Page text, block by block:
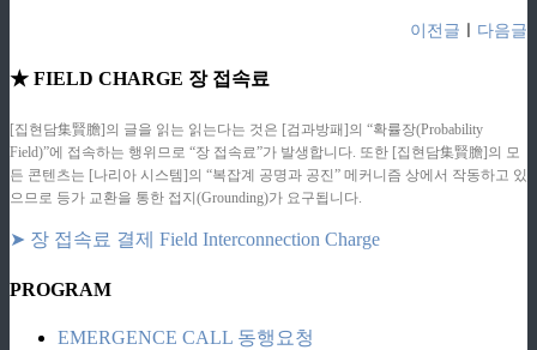
이전글 다음글
★ FIELD CHARGE 장 접속료
[집현담集賢膽]의 글을 읽는 읽는다는 것은 [검과방패]의 “확률장(Probability
Field)”에 접속하는 행위므로 “장 접속료”가 발생합니다. 또한 [집현담集賢膽]의 모
든 콘텐츠는 [나리아 시스템]의 “복잡계 공명과 공진” 메커니즘 상에서 작동하고 있
으므로 등가 교환을 통한 접지(Grounding)가 요구됩니다.
➤ 장 접속료 결제 Field Interconnection Charge
PROGRAM
EMERGENCE CALL 동행요청